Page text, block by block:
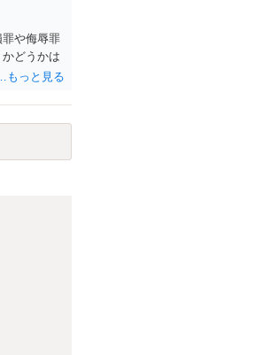
や侮辱罪
どうかは
請求もで
（ただし
ます。